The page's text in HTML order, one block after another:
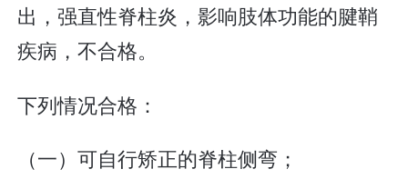
出，强直性脊柱炎，影响肢体功能的腱鞘
疾病，不合格。
下列情况合格：
（一）可自行矫正的脊柱侧弯；